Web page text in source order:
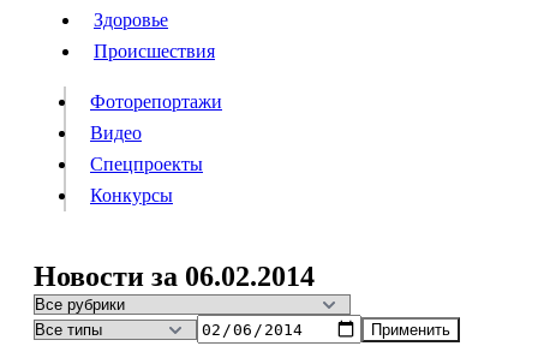
Происшествия
Видео
Конкурсы
ИнформацияПодпискаРекламаВсе новостиАрхив
Здоровье
Происшествия
Фоторепортажи
Видео
Спецпроекты
Конкурсы
Новости за 06.02.2014
Применить